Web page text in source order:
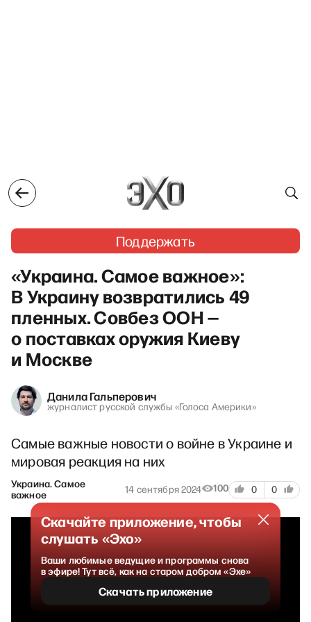
Поддержать
«Украина. Самое важное»:
В Украину возвратились 49
пленных. Совбез ООН —
о поставках оружия Киеву
и Москве
Данила Гальперович
журналист русской службы «Голоса Америки»
Самые важные новости о войне в Украине и
мировая реакция на них
Украина. Самое
важное
14 сентября 2024 100 0 0
Скачайте приложение, чтобы
слушать «Эхо»
Ваши любимые ведущие и программы снова
в эфире! Тут всё, как на старом добром «Эхе»
Скачать приложение